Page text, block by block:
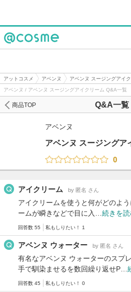
アットコスメ アベンヌ アベンヌ スージングアイ
アベンヌ / アベンヌ スージングアイクリーム Q&A一覧
Q&A一覧
商品TOP
アベンヌ
アベンヌ スージングア
0
アイクリーム by 匿名 さん
アイクリームを使うと何がどのよ
ームが瞬きなどで目に入… 続きを
回答数 55 私もしりたい！ 1
アベンヌ ウォーター by 匿名 さん
有名なアベンヌ ウォーターのスプ
手で馴染ませるを数回繰り返せP…
回答数 45 私もしりたい！ 0